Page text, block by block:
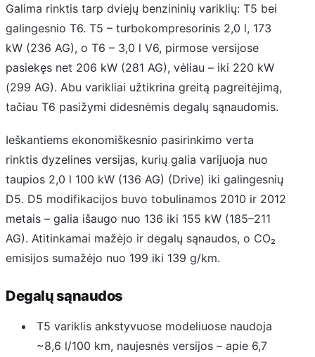
Galima rinktis tarp dviejų benzininių variklių: T5 bei
galingesnio T6. T5 – turbokompresorinis 2,0 l, 173
kW (236 AG), o T6 – 3,0 l V6, pirmose versijose
pasiekęs net 206 kW (281 AG), vėliau – iki 220 kW
(299 AG). Abu varikliai užtikrina greitą pagreitėjimą,
tačiau T6 pasižymi didesnėmis degalų sąnaudomis.
Ieškantiems ekonomiškesnio pasirinkimo verta
rinktis dyzelines versijas, kurių galia varijuoja nuo
taupios 2,0 l 100 kW (136 AG) (Drive) iki galingesnių
D5. D5 modifikacijos buvo tobulinamos 2010 ir 2012
metais – galia išaugo nuo 136 iki 155 kW (185–211
AG). Atitinkamai mažėjo ir degalų sąnaudos, o CO₂
emisijos sumažėjo nuo 199 iki 139 g/km.
Degalų sąnaudos
T5 variklis ankstyvuose modeliuose naudoja
~8,6 l/100 km, naujesnės versijos – apie 6,7